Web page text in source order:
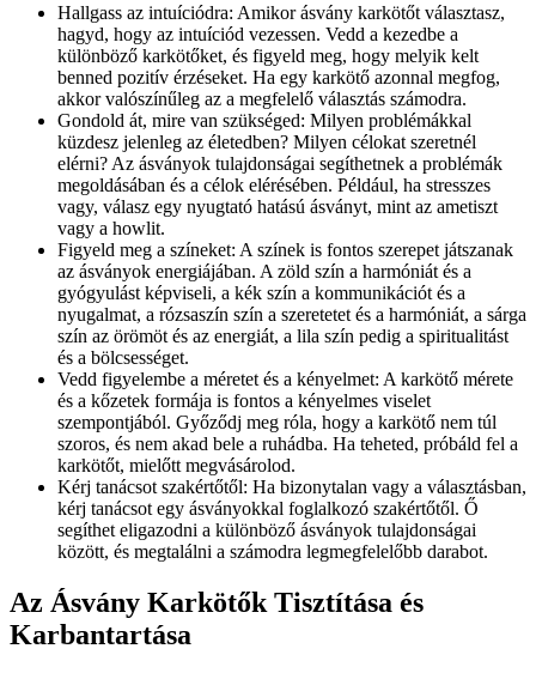
Hallgass az intuíciódra: Amikor ásvány karkötőt választasz,
hagyd, hogy az intuíciód vezessen. Vedd a kezedbe a
különböző karkötőket, és figyeld meg, hogy melyik kelt
benned pozitív érzéseket. Ha egy karkötő azonnal megfog,
akkor valószínűleg az a megfelelő választás számodra.
Gondold át, mire van szükséged: Milyen problémákkal
küzdesz jelenleg az életedben? Milyen célokat szeretnél
elérni? Az ásványok tulajdonságai segíthetnek a problémák
megoldásában és a célok elérésében. Például, ha stresszes
vagy, válasz egy nyugtató hatású ásványt, mint az ametiszt
vagy a howlit.
Figyeld meg a színeket: A színek is fontos szerepet játszanak
az ásványok energiájában. A zöld szín a harmóniát és a
gyógyulást képviseli, a kék szín a kommunikációt és a
nyugalmat, a rózsaszín szín a szeretetet és a harmóniát, a sárga
szín az örömöt és az energiát, a lila szín pedig a spiritualitást
és a bölcsességet.
Vedd figyelembe a méretet és a kényelmet: A karkötő mérete
és a kőzetek formája is fontos a kényelmes viselet
szempontjából. Győződj meg róla, hogy a karkötő nem túl
szoros, és nem akad bele a ruhádba. Ha teheted, próbáld fel a
karkötőt, mielőtt megvásárolod.
Kérj tanácsot szakértőtől: Ha bizonytalan vagy a választásban,
kérj tanácsot egy ásványokkal foglalkozó szakértőtől. Ő
segíthet eligazodni a különböző ásványok tulajdonságai
között, és megtalálni a számodra legmegfelelőbb darabot.
Az Ásvány Karkötők Tisztítása és
Karbantartása